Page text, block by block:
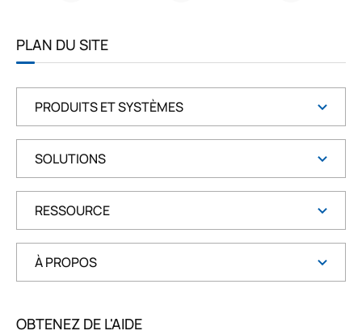
PLAN DU SITE
PRODUITS ET SYSTÈMES
SOLUTIONS
RESSOURCE
À PROPOS
OBTENEZ DE L'AIDE